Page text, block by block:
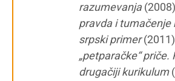
razumevanja
pravda i tumačenje
srpski primer
„petparačke“ priče.
drugačiji kurikulum